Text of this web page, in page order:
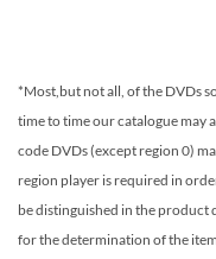
*Most,but not all, of the DVDs
time to time our catalogue may
code DVDs (except region 0)
region player is required in
be distinguished in the product
for the determination of the